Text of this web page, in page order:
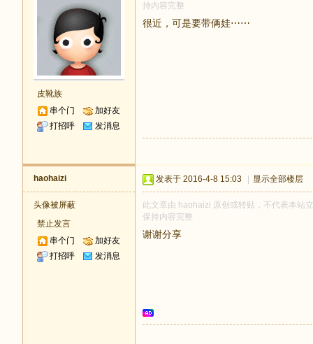
皮靴族
串个门
加好友
打招呼
发消息
持内容完整
很近，可是要带俩娃⋯⋯
haohaizi
头像被屏蔽
禁止发言
串个门
加好友
打招呼
发消息
发表于 2016-4-8 15:03 显示全部楼层
此文章由 haohaizi 原创或转贴，不代表本站
保持内容完整
谢谢分享